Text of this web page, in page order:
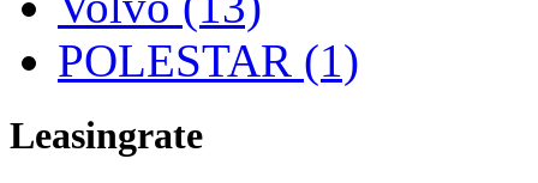
POLESTAR (1)
Leasingrate